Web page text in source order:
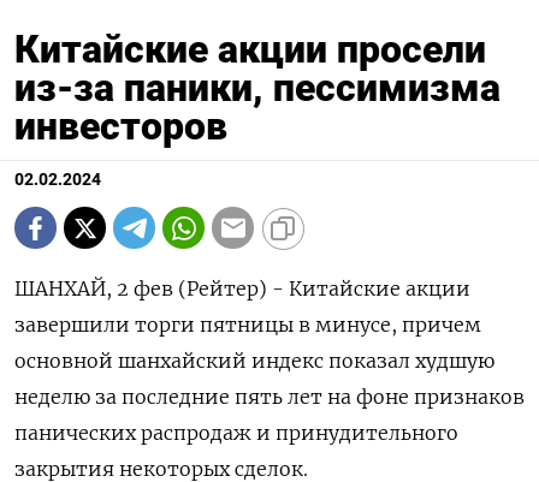
Китайские акции просели
из-за паники, пессимизма
инвесторов
02.02.2024
ШАНХАЙ, 2 фев (Рейтер) - Китайские акции
завершили торги пятницы в минусе, причем
основной шанхайский индекс показал худшую
неделю за последние пять лет на фоне признаков
панических распродаж и принудительного
закрытия некоторых сделок.